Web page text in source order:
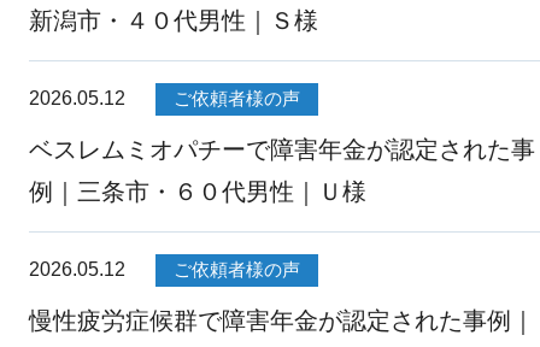
新潟市・４０代男性｜Ｓ様
2026.05.12 ご依頼者様の声
ベスレムミオパチーで障害年金が認定された事
例｜三条市・６０代男性｜Ｕ様
2026.05.12 ご依頼者様の声
慢性疲労症候群で障害年金が認定された事例｜